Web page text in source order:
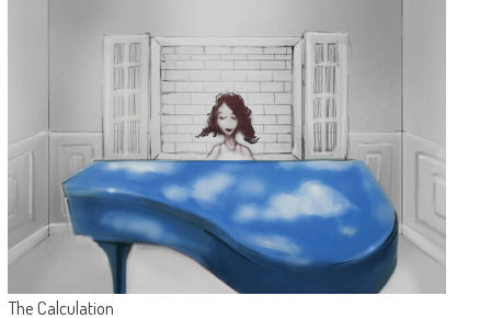
The Calculation